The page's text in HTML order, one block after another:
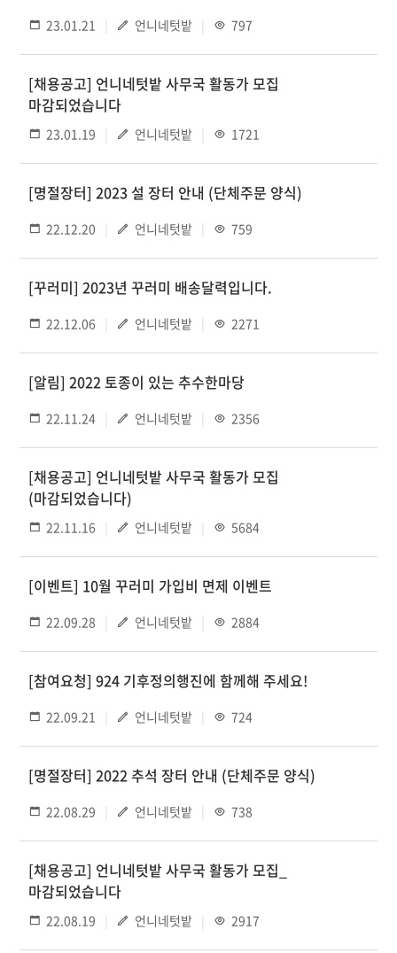
23.01.21 언니네텃밭 797
[채용공고] 언니네텃밭 사무국 활동가 모집
마감되었습니다
23.01.19 언니네텃밭 1721
[명절장터] 2023 설 장터 안내 (단체주문 양식)
22.12.20 언니네텃밭 759
[꾸러미] 2023년 꾸러미 배송달력입니다.
22.12.06 언니네텃밭 2271
[알림] 2022 토종이 있는 추수한마당
22.11.24 언니네텃밭 2356
[채용공고] 언니네텃밭 사무국 활동가 모집
(마감되었습니다)
22.11.16 언니네텃밭 5684
[이벤트] 10월 꾸러미 가입비 면제 이벤트
22.09.28 언니네텃밭 2884
[참여요청] 924 기후정의행진에 함께해 주세요!
22.09.21 언니네텃밭 724
[명절장터] 2022 추석 장터 안내 (단체주문 양식)
22.08.29 언니네텃밭 738
[채용공고] 언니네텃밭 사무국 활동가 모집_
마감되었습니다
22.08.19 언니네텃밭 2917